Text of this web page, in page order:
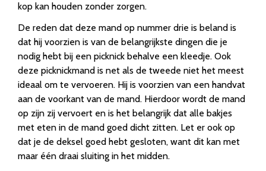
kop kan houden zonder zorgen.
De reden dat deze mand op nummer drie is beland is
dat hij voorzien is van de belangrijkste dingen die je
nodig hebt bij een picknick behalve een kleedje. Ook
deze picknickmand is net als de tweede niet het meest
ideaal om te vervoeren. Hij is voorzien van een handvat
aan de voorkant van de mand. Hierdoor wordt de mand
op zijn zij vervoert en is het belangrijk dat alle bakjes
met eten in de mand goed dicht zitten. Let er ook op
dat je de deksel goed hebt gesloten, want dit kan met
maar één draai sluiting in het midden.